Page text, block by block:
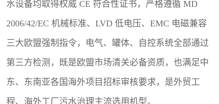
水设备均取得权威 CE 符合性证书，严格遵循 MD
2006/42/EC 机械标准、LVD 低电压、EMC 电磁兼容
三大欧盟强制指令，电气、罐体、自控系统全部通过
第三方检测，既是欧盟市场清关必备资质，也满足中
东、东南亚各国海外项目招标审核要求，是外贸工
程、海外工厂污水治理主流选用机型。